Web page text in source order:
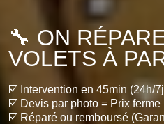
🔧 ON
VOLETS À
☑️ Intervention en 45min (24h/
☑️ Devis par photo = Prix ferme
☑️ Réparé ou remboursé